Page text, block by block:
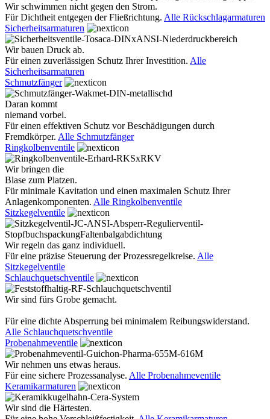
Wir schwimmen nicht gegen den Strom.
Für Dichtheit entgegen der Fließrichtung. Alle Rückschlagarmaturen
Sicherheitsarmaturen
Wir bauen Druck ab.
Für einen zuverlässigen Schutz Ihrer Investition. Alle
Sicherheitsarmaturen
Schmutzfänger
Daran kommt
niemand vorbei.
Für einen effektiven Schutz vor Beschädigungen durch
Fremdkörper. Alle Schmutzfänger
Ringkolbenventile
Wir bringen die
Blase zum Platzen.
Für minimale Kavitation und einen maximalen Schutz Ihrer
Anlagenkomponenten. Alle Ringkolbenventile
Sitzkegelventile
Wir regeln das ganz individuell.
Für eine präzise Steuerung der Prozessregelkreise. Alle
Sitzkegelventile
Schlauchquetschventile
Wir sind fürs Grobe gemacht.
Für eine dichte Absperrung bei minimalem Reibungswiderstand.
Alle Schlauchquetschventile
Probenahmeventile
Wir nehmen uns etwas heraus.
Für eine sichere Prozessanalyse. Alle Probenahmeventile
Keramikarmaturen
Wir sind die Härtesten.